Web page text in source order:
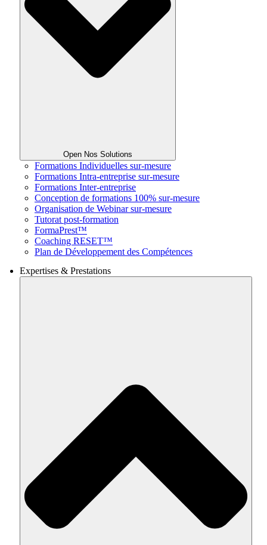
Open Nos Solutions
Formations Individuelles sur-mesure
Formations Intra-entreprise sur-mesure
Formations Inter-entreprise
Conception de formations 100% sur-mesure
Organisation de Webinar sur-mesure
Tutorat post-formation
FormaPrest™
Coaching RESET™
Plan de Développement des Compétences
Expertises & Prestations